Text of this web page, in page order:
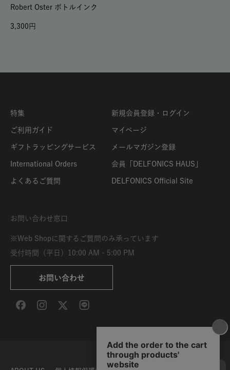
Robert Oster ボトルインク
3,300
特集
ご利用ガイド
ギフトラッピングサービス
International Orders
よくあるご質問
新規会員登録・ログイン
マイページ
メールマガジン登録
会員「DELFONICS HAUS」
DELFONICS Official Site
お問い合わせ窓口
※Web Shopに関するご質問のみ承っています
受付時間（平日）10:00 AM - 5:00 PM
お問い合わせ